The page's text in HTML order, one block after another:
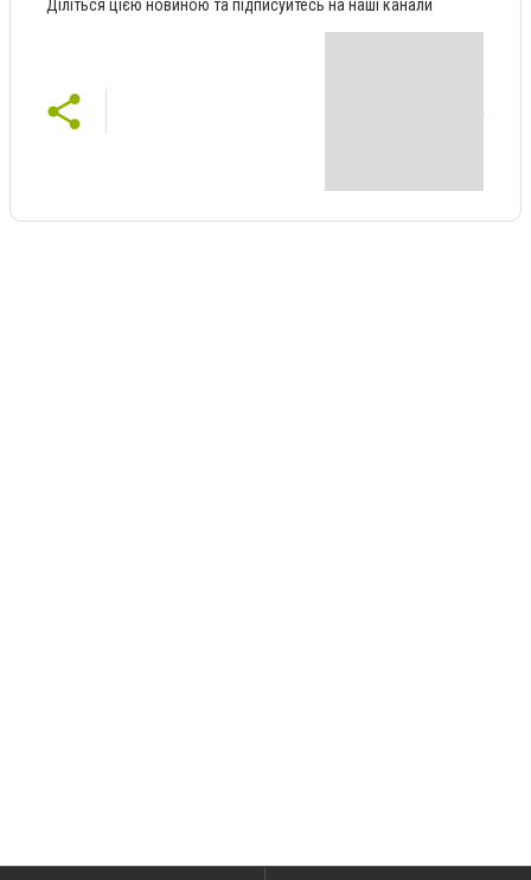
Діліться цією новиною та підписуйтесь на наші канали